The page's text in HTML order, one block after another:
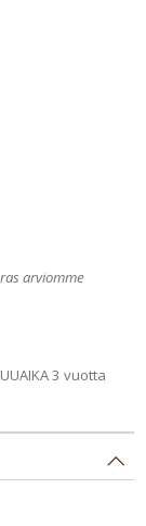
arviomme
3 vuotta